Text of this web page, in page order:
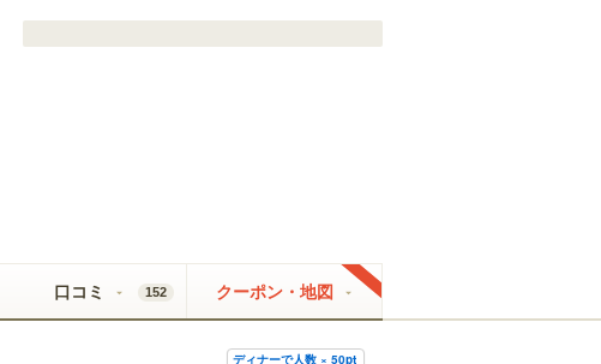
口コミ 152 クーポン・地図
ディナーで人数 × 50pt